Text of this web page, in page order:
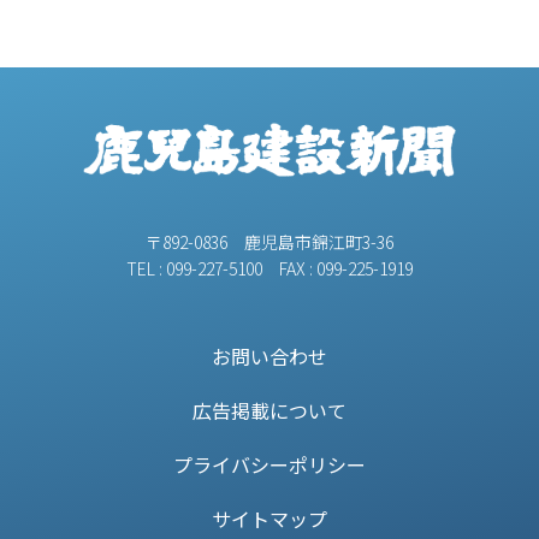
〒892-0836 鹿児島市錦江町3-36
TEL : 099-227-5100 FAX : 099-225-1919
お問い合わせ
広告掲載について
プライバシーポリシー
サイトマップ